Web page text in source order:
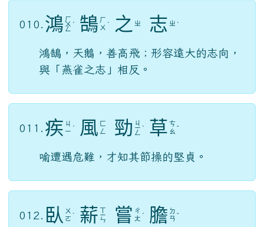
010. 鴻 ㄏ
ㄨ
ㄥ
ˊ 鵠 ㄏ
ㄨ ˊ 之 ㄓ 志 ㄓ ˋ
鴻鵠，天鵝，善高飛；形容遠大的志向，
與「燕雀之志」相反。
011. 疾 ㄐ
ㄧ ˊ 風 ㄈ
ㄥ
勁 ㄐ
ㄧ
ㄥ
ˋ 草 ㄘ
ㄠ ˇ
喻遭遇危難，才知其節操的堅貞。
012. 臥 ㄨ
ㄛ ˋ 薪 ㄧ
ㄣ 嘗 ㄔ
ㄤ ˊ 膽 ㄉ
ㄢ ˇ